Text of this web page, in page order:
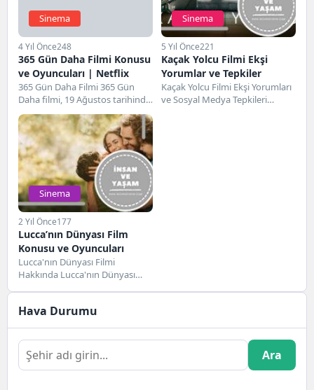
Sinema
4 Yıl Önce248
365 Gün Daha Filmi Konusu
ve Oyuncuları | Netflix
365 Gün Daha Filmi 365 Gün
Daha filmi, 19 Ağustos tarihinde
gösterime giren Polonya
yapımı...
Sinema
5 Yıl Önce221
Kaçak Yolcu Filmi Ekşi
Yorumlar ve Tepkiler
Kaçak Yolcu Filmi Ekşi Yorumları
ve Sosyal Medya Tepkileri
Sinema
2 Yıl Önce177
Lucca’nın Dünyası Film
Konusu ve Oyuncuları
Lucca'nın Dünyası Filmi
Hakkında Lucca'nın Dünyası
Netflix...
Hava Durumu
Ara